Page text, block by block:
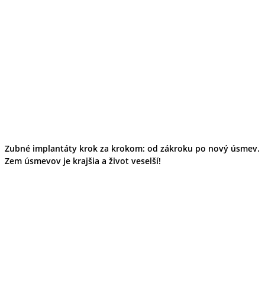
Zubné implantáty krok za krokom: od zákroku po nový úsmev.
Zem úsmevov je krajšia a život veselší!